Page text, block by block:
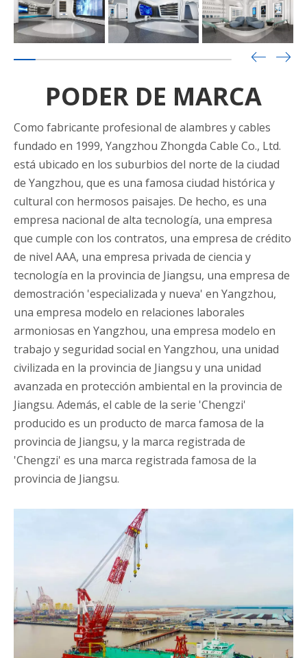
PODER DE MARCA
Como fabricante profesional de alambres y cables
fundado en 1999, Yangzhou Zhongda Cable Co., Ltd.
está ubicado en los suburbios del norte de la ciudad
de Yangzhou, que es una famosa ciudad histórica y
cultural con hermosos paisajes. De hecho, es una
empresa nacional de alta tecnología, una empresa
que cumple con los contratos, una empresa de crédito
de nivel AAA, una empresa privada de ciencia y
tecnología en la provincia de Jiangsu, una empresa de
demostración 'especializada y nueva' en Yangzhou,
una empresa modelo en relaciones laborales
armoniosas en Yangzhou, una empresa modelo en
trabajo y seguridad social en Yangzhou, una unidad
civilizada en la provincia de Jiangsu y una unidad
avanzada en protección ambiental en la provincia de
Jiangsu. Además, el cable de la serie 'Chengzi'
producido es un producto de marca famosa de la
provincia de Jiangsu, y la marca registrada de
'Chengzi' es una marca registrada famosa de la
provincia de Jiangsu.